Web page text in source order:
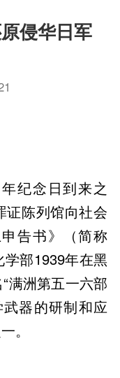
侵华日军
纪念日到来之
证陈列馆向社会
告书》（简称
学部1939年在黑
满洲第五一六部
器的研制和应
。